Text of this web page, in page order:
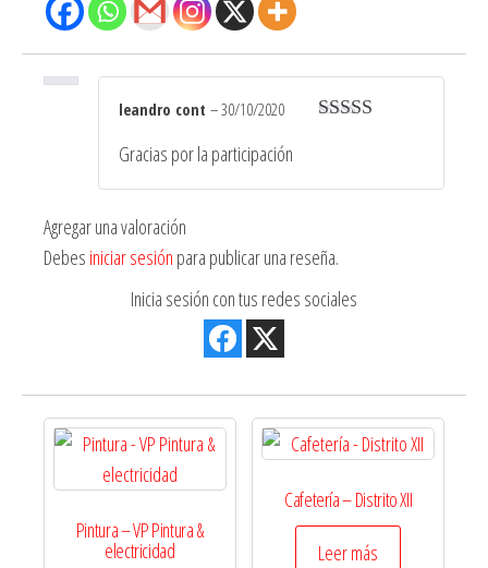
leandro cont –30/10/2020
Gracias por la participación
Agregar una valoración
Debes iniciar sesión para publicar una reseña.
Inicia sesión con tus redes sociales
Pintura – VP Pintura &
electricidad
Cafetería – Distrito XII
Leer más